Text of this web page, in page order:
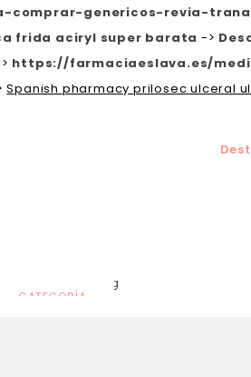
comprar-genericos-revia-
frida aciryl super barata ->
https://farmaciaeslava.es/
Spanish pharmacy prilosec ulceral
CATEGORÍA